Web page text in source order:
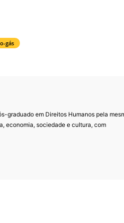
gás
graduado em Direitos Humanos pela
economia, sociedade e cultura, com